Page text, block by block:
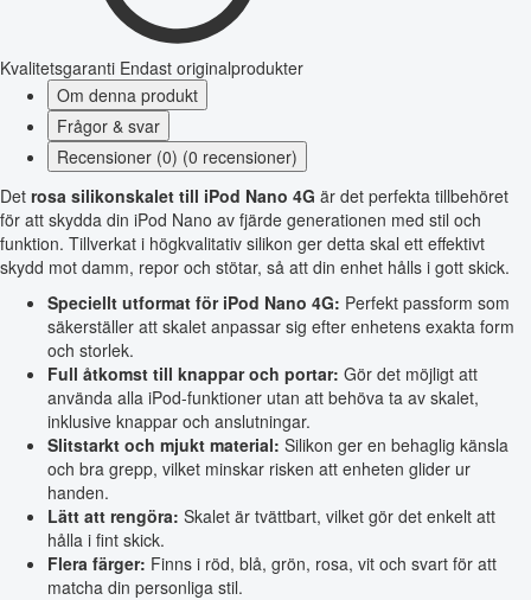
Kvalitetsgaranti Endast originalprodukter
Om denna produkt
Frågor & svar
Recensioner (0) (0 recensioner)
Det rosa silikonskalet till iPod Nano 4G är det perfekta tillbehöret
för att skydda din iPod Nano av fjärde generationen med stil och
funktion. Tillverkat i högkvalitativ silikon ger detta skal ett effektivt
skydd mot damm, repor och stötar, så att din enhet hålls i gott skick.
Speciellt utformat för iPod Nano 4G: Perfekt passform som
säkerställer att skalet anpassar sig efter enhetens exakta form
och storlek.
Full åtkomst till knappar och portar: Gör det möjligt att
använda alla iPod-funktioner utan att behöva ta av skalet,
inklusive knappar och anslutningar.
Slitstarkt och mjukt material: Silikon ger en behaglig känsla
och bra grepp, vilket minskar risken att enheten glider ur
handen.
Lätt att rengöra: Skalet är tvättbart, vilket gör det enkelt att
hålla i fint skick.
Flera färger: Finns i röd, blå, grön, rosa, vit och svart för att
matcha din personliga stil.